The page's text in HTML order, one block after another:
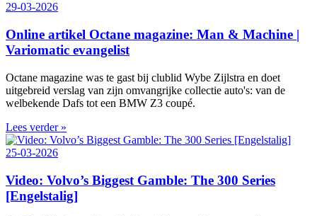
29-03-2026
Online artikel Octane magazine: Man & Machine |
Variomatic evangelist
Octane magazine was te gast bij clublid Wybe Zijlstra en doet
uitgebreid verslag van zijn omvangrijke collectie auto's: van de
welbekende Dafs tot een BMW Z3 coupé.
Lees verder »
25-03-2026
Video: Volvo’s Biggest Gamble: The 300 Series
[Engelstalig]